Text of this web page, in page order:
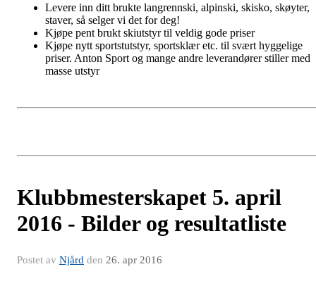
Levere inn ditt brukte langrennski, alpinski, skisko, skøyter,
staver, så selger vi det for deg!
Kjøpe pent brukt skiutstyr til veldig gode priser
Kjøpe nytt sportstutstyr, sportsklær etc. til svært hyggelige
priser. Anton Sport og mange andre leverandører stiller med
masse utstyr
​Klubbmesterskapet 5. april
2016 - Bilder og resultatliste
Postet av Njård den 26. apr 2016